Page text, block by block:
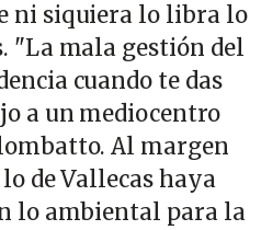
ni siquiera lo libra lo
"La mala gestión del
cuando te das
a un mediocentro
Al margen
de Vallecas haya
lo ambiental para la